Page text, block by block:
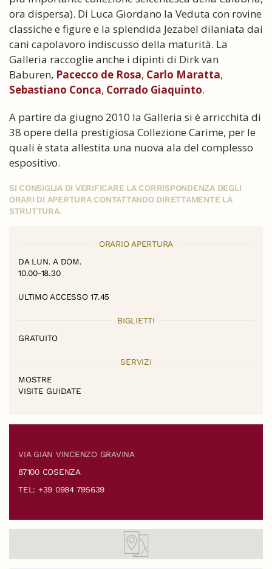
ora dispersa). Di Luca Giordano la Veduta con rovine
classiche e figure e la splendida Jezabel dilaniata dai
cani capolavoro indiscusso della maturità. La
Galleria raccoglie anche i dipinti di Dirk van
Baburen, Pacecco de Rosa, Carlo Maratta,
Sebastiano Conca, Corrado Giaquinto.
A partire da giugno 2010 la Galleria si è arricchita di
38 opere della prestigiosa Collezione Carime, per le
quali è stata allestita una nuova ala del complesso
espositivo.
SI CONSIGLIA DI VERIFICARE LA CORRISPONDENZA DEGLI
ORARI DI APERTURA CONTATTANDO DIRETTAMENTE LA
STRUTTURA.
ORARIO APERTURA
DA LUN. A DOM.
10.00-18.30
ULTIMO ACCESSO 17.45
BIGLIETTI
GRATUITO
SERVIZI
MOSTRE
VISITE GUIDATE
VIA GIAN VINCENZO GRAVINA
87100 COSENZA
TEL: +39 0984 795639